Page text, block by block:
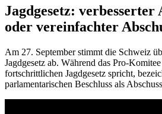
Jagdgesetz: verbesserter
oder vereinfachter
Am 27. September stimmt die Schweiz
Jagdgesetz ab. Während das Pro-
fortschrittlichen Jagdgesetz spricht,
parlamentarischen Beschluss als